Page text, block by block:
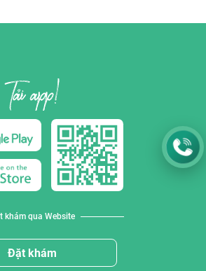
khám qua Website
Đặt khám